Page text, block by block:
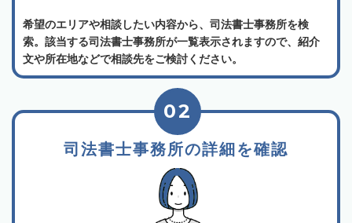
希望のエリアや相談したい内容から、司法書士事務所を検
索。該当する司法書士事務所が一覧表示されますので、紹介
文や所在地などで相談先をご検討ください。
司法書士事務所の詳細を確認
02